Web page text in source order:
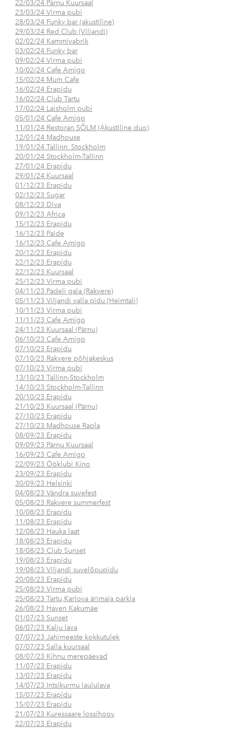
22/03/24 Pärnu Kuursaal
23/03/24 Virma pubi
28/03/24 Funky bar (akustiline)
29/03/24 Red Club (Viljandi)
02/02/24 Kammivabrik
03/02/24 Funky bar
09/02/24 Virma pubi
10/02/24 Cafe Amigo
15/02/24 Mum Cafe
16/02/24 Erapidu
16/02/24 Club Tartu
17/02/24 Laisholm pubi
05/01/24 Cafe Amigo
11/01/24 Restoran SÕLM (Akustiline duo)
12/01/24 Madhouse
19/01/24 Tallinn_Stockholm
20/01/24 Stockholm-Tallinn
27/01/24 Erapidu
29/01/24 Kuursaal
01/12/23 Erapidu
02/12/23 Sugar
08/12/23 Diva
09/12/23 Africa
15/12/23 Erapidu
16/12/23 Paide
16/12/23 Cafe Amigo
20/12/23 Erapidu
22/12/23 Erapidu
22/12/23 Kuursaal
25/12/23 Virma pubi
04/11/23 Padeli gala (Rakvere)
05/11/23 Viljandi valla pidu (Heimtali)
10/11/23 Virma pubi
11/11/23 Cafe Amigo
24/11/23 Kuursaal (Pärnu)
06/10/23 Cafe Amigo
07/10/23 Erapidu
07/10/23 Rakvere põhjakeskus
07/10/23 Virma pubi
13/10/23 Tallinn-Stockholm
14/10/23 Stockholm-Tallinn
20/10/23 Erapidu
21/10/23 Kuursaal (Pärnu)
27/10/23 Erapidu
27/10/23 Madhouse Rapla
08/09/23 Erapidu
09/09/23 Pärnu Kuursaal
16/09/23 Cafe Amigo
22/09/23 Ööklubi Kino
23/09/23 Erapidu
30/09/23 Helsinki
04/08/23 Vändra suvefest
05/08/23 Rakvere summerfest
10/08/23 Erapidu
11/08/23 Erapidu
12/08/23 Hauka laat
18/08/23 Erapidu
18/08/23 Club Sunset
19/08/23 Erapidu
19/08/23 Viljandi suvelõpupidu
20/08/23 Erapidu
25/08/23 Virma pubi
25/08/23 Tartu,Karlova ärimaja parkla
26/08/23 Haven Kakumäe
01/07/23 Sunset
06/07/23 Kalju lava
07/07/23 Jahimeeste kokkutulek
07/07/23 Salla kuursaal
08/07/23 Kihnu merepäevad
11/07/23 Erapidu
13/07/23 Erapidu
14/07/23 Intsikurmu laululava
15/07/23 Erapidu
15/07/23 Erapidu
21/07/23 Kuressaare lossihoov
22/07/23 Erapidu